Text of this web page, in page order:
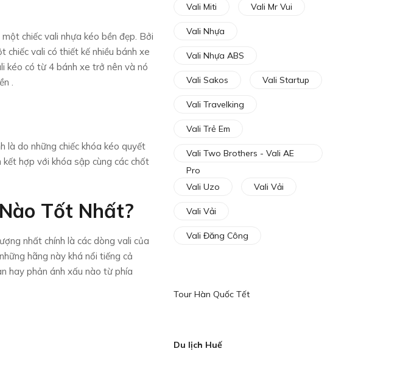
chiếc vali nhựa kéo bền đẹp. Bởi
vali có thiết kế nhiều bánh xe
kéo có từ 4 bánh xe trở nên và nó
.
là do những chiếc khóa kéo quyết
hợp với khóa sập cùng các chốt
Tốt Nhất?
nhất chính là các dòng vali của
hãng này khá nổi tiếng cả
hay phản ánh xấu nào từ phía
Vali Miti Vali Mr Vui
Vali Nhựa
Vali Nhựa ABS
Vali Sakos Vali Startup
Vali Travelking
Vali Trẻ Em
Vali Two Brothers - Vali AE
Pro
Vali Uzo
Vali Vải
Vali Vải
Vali Đăng Công
Tour Hàn Quốc Tết
Du lịch Huế